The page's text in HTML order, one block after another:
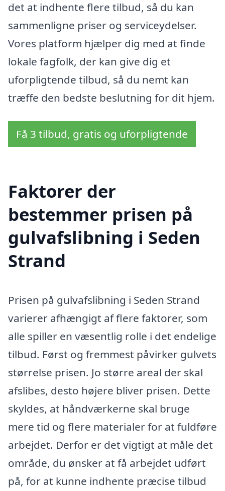
det at indhente flere tilbud, så du kan
sammenligne priser og serviceydelser.
Vores platform hjælper dig med at finde
lokale fagfolk, der kan give dig et
uforpligtende tilbud, så du nemt kan
træffe den bedste beslutning for dit hjem.
Få 3 tilbud, gratis og uforpligtende
Faktorer der
bestemmer prisen på
gulvafslibning i Seden
Strand
Prisen på gulvafslibning i Seden Strand
varierer afhængigt af flere faktorer, som
alle spiller en væsentlig rolle i det endelige
tilbud. Først og fremmest påvirker gulvets
størrelse prisen. Jo større areal der skal
afslibes, desto højere bliver prisen. Dette
skyldes, at håndværkerne skal bruge
mere tid og flere materialer for at fuldføre
arbejdet. Derfor er det vigtigt at måle det
område, du ønsker at få arbejdet udført
på, for at kunne indhente præcise tilbud